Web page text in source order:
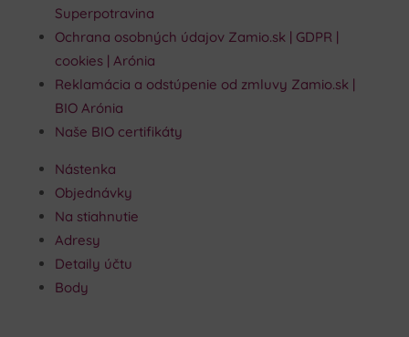
Superpotravina
Ochrana osobných údajov Zamio.sk | GDPR |
cookies | Arónia
Reklamácia a odstúpenie od zmluvy Zamio.sk |
BIO Arónia
Naše BIO certifikáty
Nástenka
Objednávky
Na stiahnutie
Adresy
Detaily účtu
Body